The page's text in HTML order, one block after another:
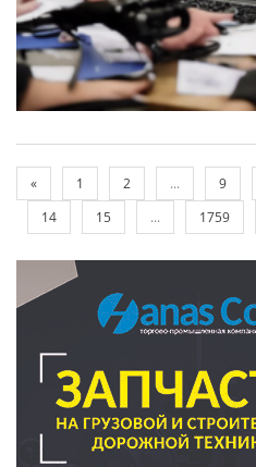
« 1 2 ... 9
14
15 ... 1759